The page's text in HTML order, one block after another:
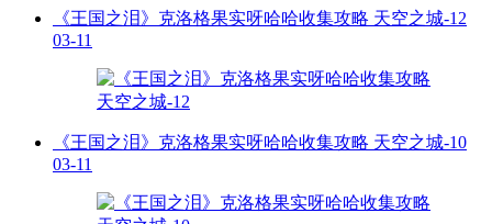
《王国之泪》克洛格果实呀哈哈收集攻略 天空之城-12
03-11
《王国之泪》克洛格果实呀哈哈收集攻略 天空之城-10
03-11